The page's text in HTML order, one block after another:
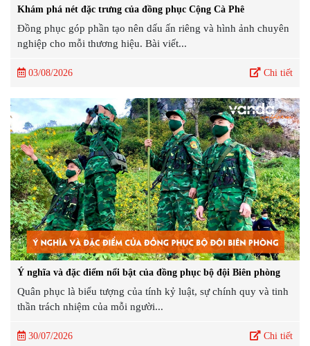
Khám phá nét đặc trưng của đồng phục Cộng Cà Phê
Đồng phục góp phần tạo nên dấu ấn riêng và hình ảnh chuyên
nghiệp cho mỗi thương hiệu. Bài viết...
03/08/2026 Chi tiết
Ý nghĩa và đặc điểm nổi bật của đồng phục bộ đội Biên phòng
Quân phục là biểu tượng của tính kỷ luật, sự chính quy và tinh
thần trách nhiệm của mỗi người...
30/07/2026 Chi tiết